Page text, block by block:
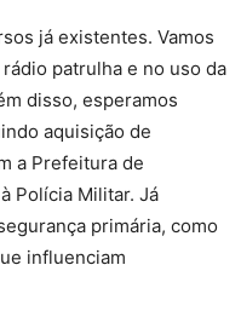
já existentes. Vamos
patrulha e no uso da
disso, esperamos
aquisição de
a Prefeitura de
Polícia Militar. Já
primária, como
influenciam